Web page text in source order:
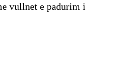
vullnet e padurim i